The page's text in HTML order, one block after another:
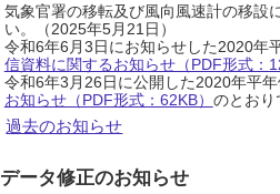
気象官署の移転及び風向風速計の移設
い。（2025年5月21日）
令和6年6月3日にお知らせした2020年
信資料に関するお知らせ（PDF形式：
令和6年3月26日に公開した2020年平
お知らせ（PDF形式：62KB） のとおり
過去のお知らせ
データ修正のお知らせ